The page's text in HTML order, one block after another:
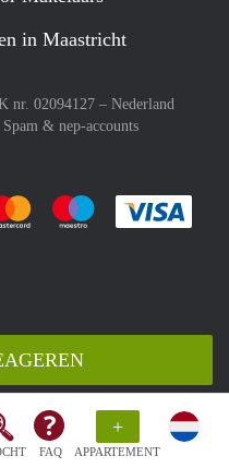
FAQ
+
APPARTEMENT
in Maastricht
nr. 02094127 – Nederland
Spam & nep-accounts
gemakkelijk af met Paypal
Je rekent gemakkelijk af met
Je rekent